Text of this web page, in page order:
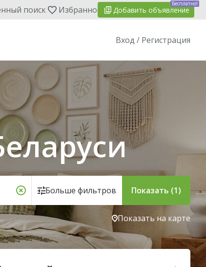
поиск Избранное Добавить объявление
Бесплатно!
Вход / Регистрация
Больше фильтров Показать (1)
Показать на карте